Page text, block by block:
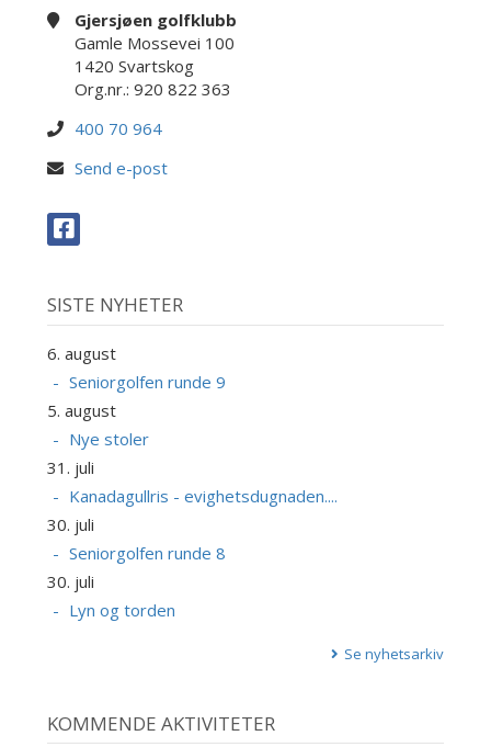
Gjersjøen golfklubb
Gamle Mossevei 100
1420 Svartskog
Org.nr.: 920 822 363
400 70 964
Send e-post
SISTE NYHETER
6. august
Seniorgolfen runde 9
5. august
Nye stoler
31. juli
Kanadagullris - evighetsdugnaden....
30. juli
Seniorgolfen runde 8
30. juli
Lyn og torden
Se nyhetsarkiv
KOMMENDE AKTIVITETER